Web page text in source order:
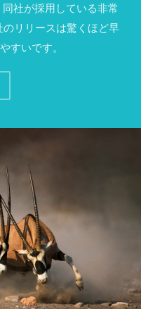
社が採用している非常
リリースは驚くほど早
すいです。